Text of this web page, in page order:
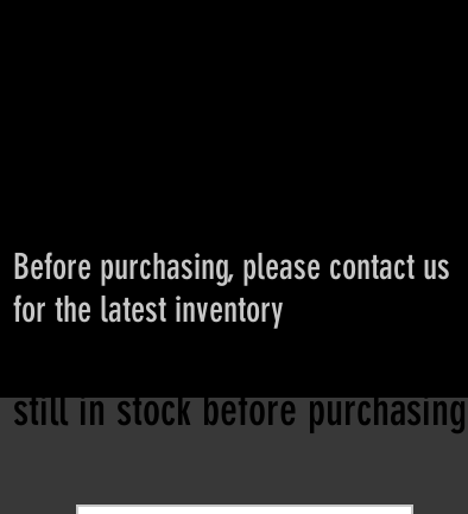
Before purchasing, please contact us
for the latest inventory
still in stock before purchasing